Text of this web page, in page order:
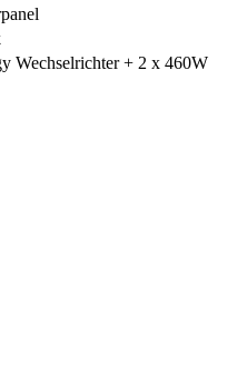
Wechselrichter + 2 x 460W